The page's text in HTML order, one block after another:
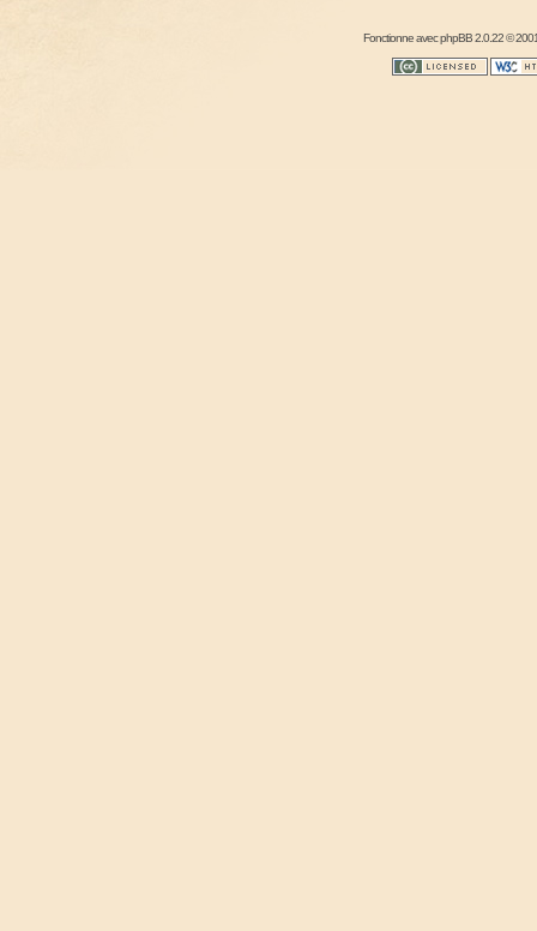
Fonctionne avecphpBB2.0.22 ©